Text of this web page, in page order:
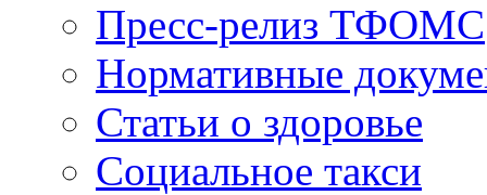
Пресс-релиз ТФОМС
Нормативные
Статьи о здоровье
Социальное такси